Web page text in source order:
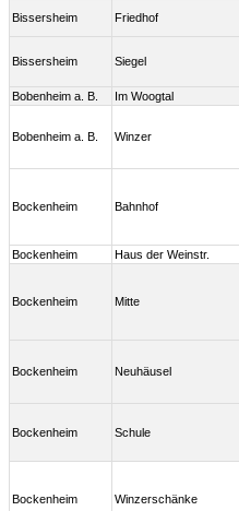
Bissersheim Friedhof
Bissersheim Siegel
Bobenheim a. B.
Im Woogtal
Bobenheim a. B. Winzer
Bockenheim Bahnhof
Bockenheim Haus der Weinstr.
Bockenheim Mitte
Bockenheim Neuhäusel
Bockenheim Schule
Bockenheim Winzerschänke